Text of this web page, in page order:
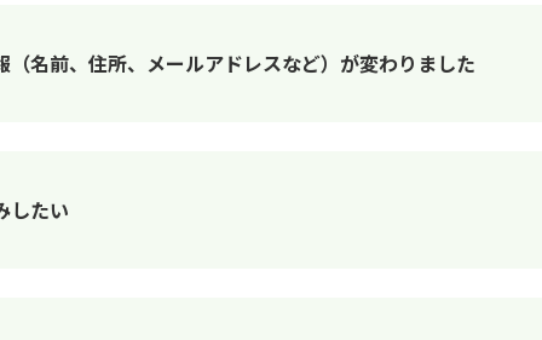
名前、住所、メールアドレスなど）が変わりました
したい